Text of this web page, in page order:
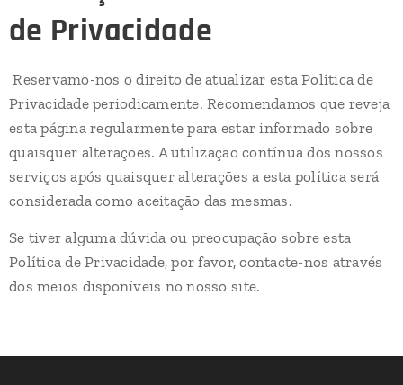
de Privacidade
Reservamo-nos o direito de atualizar esta Política de
Privacidade periodicamente. Recomendamos que reveja
esta página regularmente para estar informado sobre
quaisquer alterações. A utilização contínua dos nossos
serviços após quaisquer alterações a esta política será
considerada como aceitação das mesmas.
Se tiver alguma dúvida ou preocupação sobre esta
Política de Privacidade, por favor, contacte-nos através
dos meios disponíveis no nosso site.